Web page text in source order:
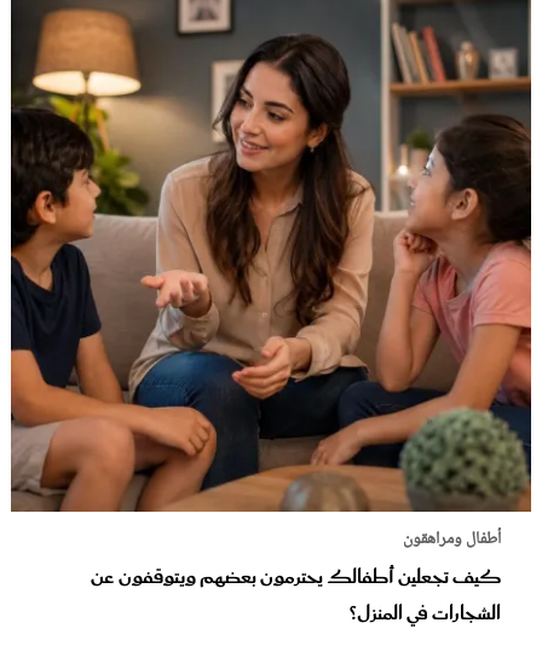
أطفال ومراهقون
كيف تجعلين أطفالك يحترمون بعضهم ويتوقفون عن
الشجارات في المنزل؟